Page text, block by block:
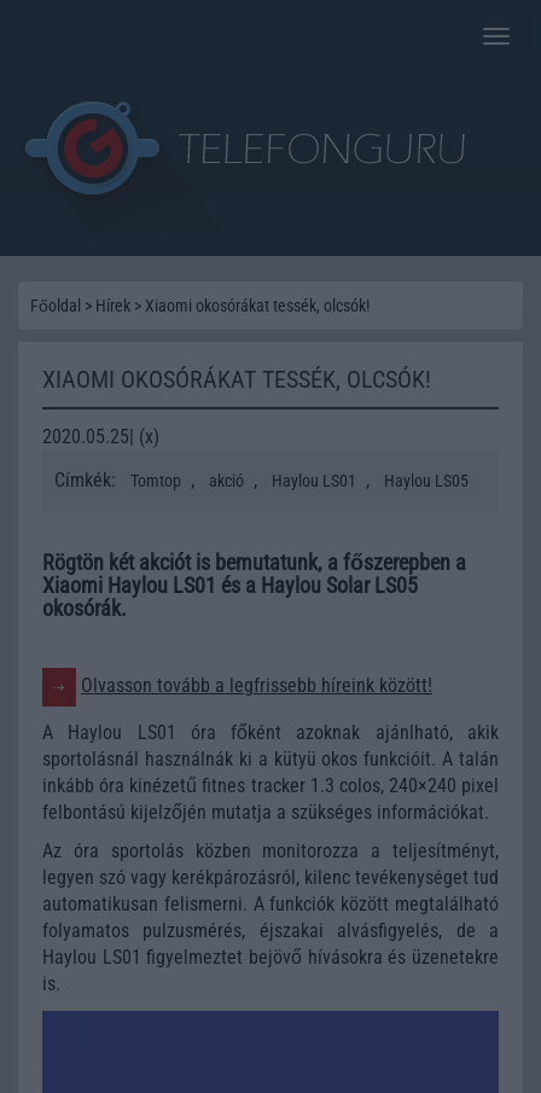
Toggle
Főoldal > Hírek > Xiaomi okosórákat tessék, olcsók!
XIAOMI OKOSÓRÁKAT TESSÉK, OLCSÓK!
2020.05.25| (x)
Címkék:
Tomtop , akció , Haylou LS01 , Haylou LS05
Rögtön két akciót is bemutatunk, a főszerepben a
Xiaomi Haylou LS01 és a Haylou Solar LS05
okosórák.
Olvasson tovább a legfrissebb híreink között!
A Haylou LS01 óra főként azoknak ajánlható, akik
sportolásnál használnák ki a kütyü okos funkcióit. A talán
inkább óra kinézetű fitnes tracker 1.3 colos, 240×240 pixel
felbontású kijelzőjén mutatja a szükséges információkat.
Az óra sportolás közben monitorozza a teljesítményt,
legyen szó vagy kerékpározásról, kilenc tevékenységet tud
automatikusan felismerni. A funkciók között megtalálható
folyamatos pulzusmérés, éjszakai alvásfigyelés, de a
Haylou LS01 figyelmeztet bejövő hívásokra és üzenetekre
is.